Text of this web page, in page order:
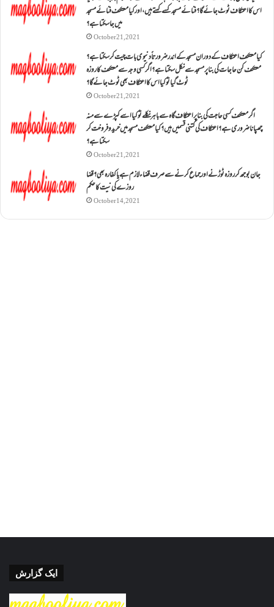
اس کا اعتکاف ٹوٹ جائے گا؟فنائے مسجد کسے کہتے ہیں ، اور کیا معتکف فنائے مسجد
میں جا سکتا ہے؟
October 21, 2021
کیا معتکف اعتکاف کے دوران مسجد کے اندر ضرورتاً دنیوی بات چیت کر سکتا ہے؟
معتکف کن حاجات کی بنا پر مسجد سے نکل سکتا ہے؟ اگر کسی وجہ سے معتکف کا روزہ
ٹوٹ گیا تو کیا اس کا اعتکاف بھی ٹوٹ جائے گا؟
October 21, 2021
اگر معتکف کسی حاجت کی بنا پر اعتکاف گاہ سے باہر نکلے تو کیا اسے کپڑے سے منہ
چھپانا ضروری ہے؟اعتکاف کی کتنی قسمیں ہیں؟کیا معتکف مسجد میں خرید و فروخت کر
سکتا ہے؟
October 21, 2021
جان بوجھ کر روزہ ٹوڑنے اور جماع کرنے سے صرف قضاء لازم ہے یا کفارہ بھی؟ قضا
روزے کی نیت کا حکم
October 14, 2021
ایک گزارش